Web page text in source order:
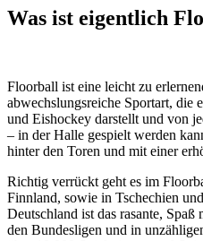
Was ist eigentlich
Floorball ist eine leicht zu
abwechslungsreiche Sportart, die
und Eishockey darstellt und von
– in der Halle gespielt werden
hinter den Toren und mit einer
Richtig verrückt geht es im
Finnland, sowie in Tschechien
Deutschland ist das rasante,
den Bundesligen und in